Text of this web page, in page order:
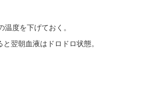
度を下げておく。
翌朝血液はドロドロ状態。